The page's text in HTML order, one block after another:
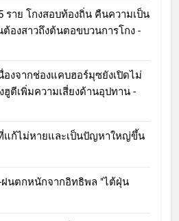
ราย โกงสอบท้องถิ่น คืนความเป็น
องสาวถึงต้นตอขบวนการโกง -
งจากช่องแคบฮอร์มุซยังเปิดไม่
ตีเพิ่มความเสี่ยงด้านอุปทาน -
แก้ไม่หายและเป็นปัญหาใหญ่ขึ้น
ฝนตกหนักจากอิทธิพล "ไต้ฝุ่น